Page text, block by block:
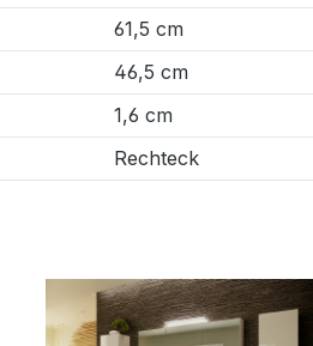
61,5 cm
46,5 cm
1,6 cm
Rechteck